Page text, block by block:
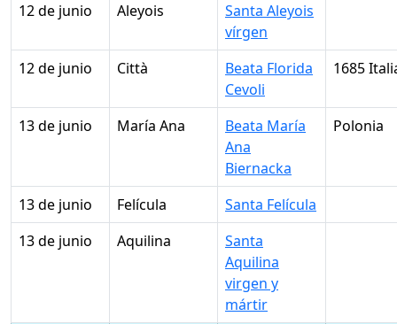
12 de junio Aleyois
Santa Aleyois
vírgen
12 de junio
Città
Beata Florida
Cevoli
1685
13 de junio María Ana
Beata María
Ana
Biernacka
Polonia
13 de junio Felícula
Santa Felícula
13 de junio
Aquilina
Santa
Aquilina
virgen y
mártir